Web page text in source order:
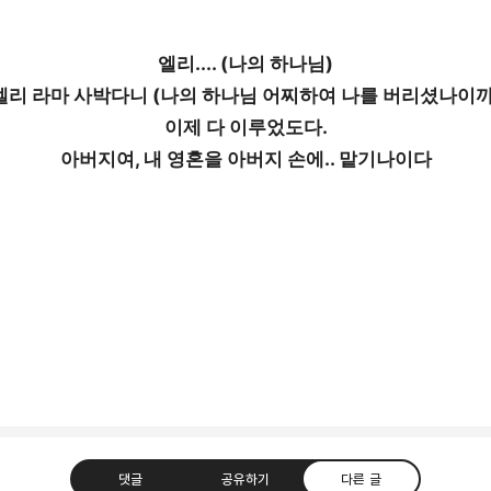
엘리.... (나의 하나님)
리 라마 사박다니 (나의 하나님 어찌하여 나를 버리셨나이
이제 다 이루었도다.
아버지여, 내 영혼을 아버지 손에.. 맡기나이다
댓글 공유하기 다른 글